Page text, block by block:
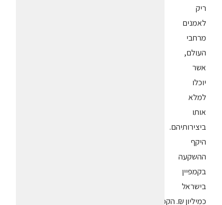
ריק
לאמנים
מרחבי
העולם,
אשר
יוכלו
למלא
אותו
ביצירותיהם.
היקף
ההשקעה
בקמפיין
בישראל
כמיליון ₪. הקמפיין